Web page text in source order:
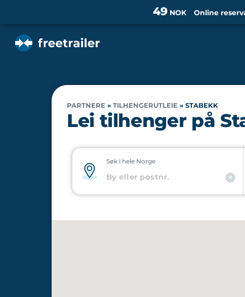
Online
49NOK
PARTNERE » TILHENGERUTLEIE » STABEKK
Lei tilhenger på
Søk i hele Norge